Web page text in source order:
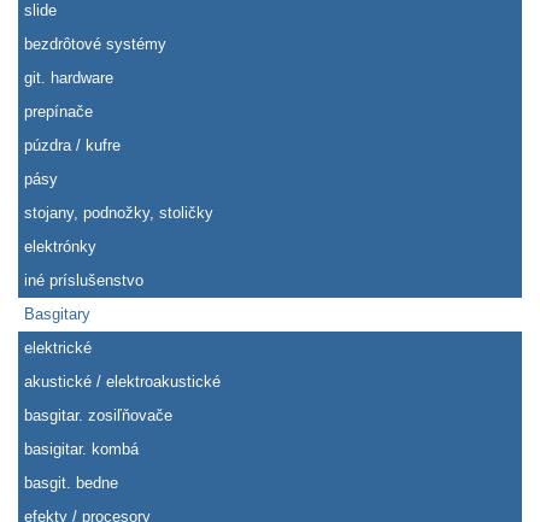
slide
bezdrôtové systémy
git. hardware
prepínače
púzdra / kufre
pásy
stojany, podnožky, stoličky
elektrónky
iné príslušenstvo
Basgitary
elektrické
akustické / elektroakustické
basgitar. zosiľňovače
basigitar. kombá
basgit. bedne
efekty / procesory